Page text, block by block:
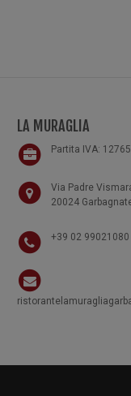
LA MURAGLIA
Partita IVA:
Via Padre
20024
+39 02 99021080